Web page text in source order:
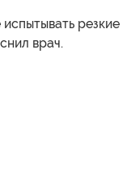
резкие
врач.